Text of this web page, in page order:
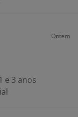
Ontem
e 3 anos